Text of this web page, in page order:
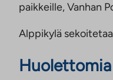
paikkeille, Vanhan
Alppikylä